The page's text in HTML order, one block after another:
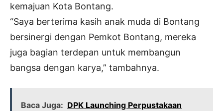
kemajuan Kota Bontang.
“Saya berterima kasih anak muda di Bontang
bersinergi dengan Pemkot Bontang, mereka
juga bagian terdepan untuk membangun
bangsa dengan karya,” tambahnya.
Baca Juga: DPK Launching Perpustakaan